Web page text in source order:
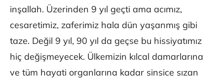
inşallah. Üzerinden 9 yıl geçti ama acımız,
cesaretimiz, zaferimiz hala dün yaşanmış gibi
taze. Değil 9 yıl, 90 yıl da geçse bu hissiyatımız
hiç değişmeyecek. Ülkemizin kılcal damarlarına
ve tüm hayati organlarına kadar sinsice sızan